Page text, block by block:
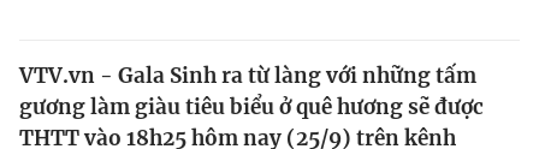
Thế giới
Tin tức
VTV.vn - Gala Sinh ra từ làng với những tấm
gương làm giàu tiêu biểu ở quê hương sẽ được
THTT vào 18h25 hôm nay (25/9) trên kênh